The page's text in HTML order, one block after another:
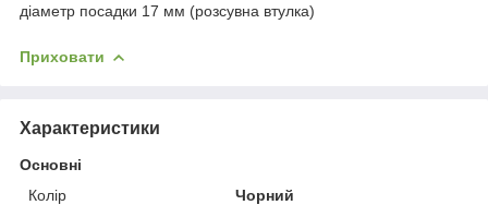
діаметр посадки 17 мм (розсувна втулка)
Приховати
Характеристики
Основні
Колір
Чорний